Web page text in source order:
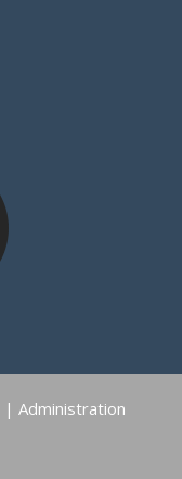
| Administration